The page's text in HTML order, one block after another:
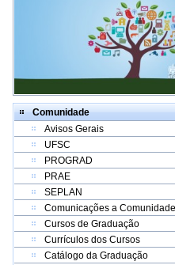
Comunidade
Avisos Gerais
UFSC
PROGRAD
PRAE
SEPLAN
Comunicações a Comunidade
Cursos de Graduação
Currículos dos Cursos
Catálogo da Graduação